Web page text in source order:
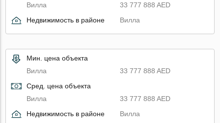
Вилла
33 777 888 AED
Недвижимость в районе
Вилла
Мин. цена объекта
Вилла
33 777 888 AED
Сред. цена объекта
Вилла
33 777 888 AED
Недвижимость в районе
Вилла